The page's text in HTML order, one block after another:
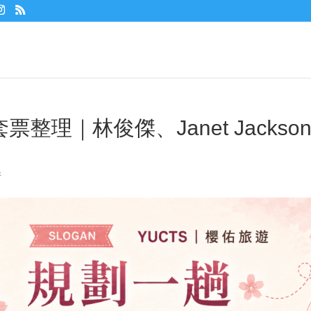
整理｜林俊傑、Janet Jackson